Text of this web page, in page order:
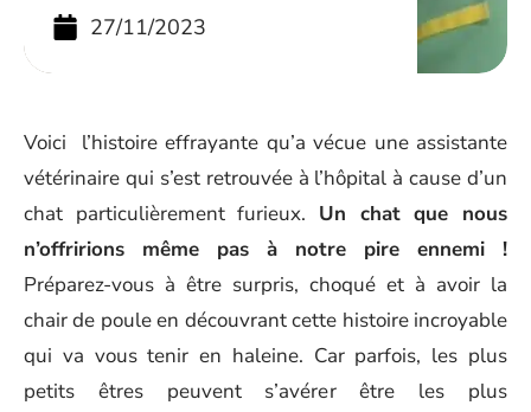
27/11/2023
Voici l’histoire effrayante qu’a vécue une assistante
vétérinaire qui s’est retrouvée à l’hôpital à cause d’un
chat particulièrement furieux. Un chat que nous
n’offririons même pas à notre pire ennemi !
Préparez-vous à être surpris, choqué et à avoir la
chair de poule en découvrant cette histoire incroyable
qui va vous tenir en haleine. Car parfois, les plus
petits êtres peuvent s’avérer être les plus